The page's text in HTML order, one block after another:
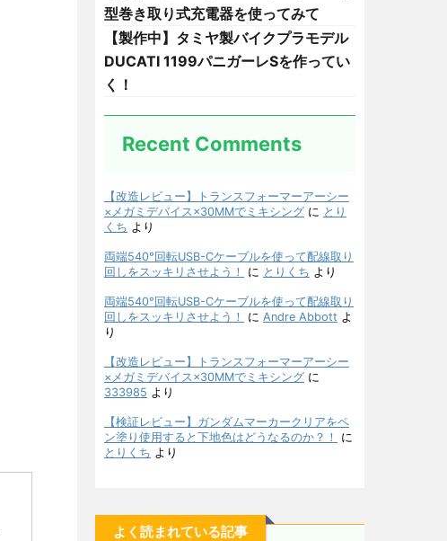
型巻き取り式充電器を使ってみて
【製作中】タミヤ製バイクプラモデル
DUCATI 1199パニガーレSを作ってい
く！
Recent Comments
【改造レビュー】トランスフォーマーアーシー
×メガミデバイス×30MMでミキシング に とり
くち より
両端540°回転USB-Cケーブルを使って配線取り
回しをスッキリさせよう！
に とりくち より
両端540°回転USB-Cケーブルを使って配線取り
回しをスッキリさせよう！
に Andre Abbott よ
り
【改造レビュー】トランスフォーマーアーシー
×メガミデバイス×30MMでミキシング に
333985 より
【検証レビュー】ガンダムマーカークリアをペ
ン塗り使用すると下地色はどうなるのか？！
に
とりくち より
よく読まれている記事